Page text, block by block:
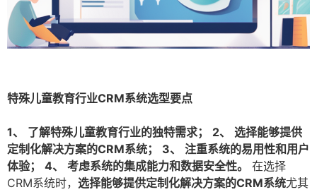
特殊儿童教育行业CRM系统选型要点
1、 了解特殊儿童教育行业的独特需求； 2、
选择能够提供
定制化解决方案的CRM系统；
3、
注重系统的易用性和用户
体验；
4、 考虑系统的集成能力和数据安全性。
在选择
CRM系统时， 选择能够提供定制化解决方案的CRM系统尤其